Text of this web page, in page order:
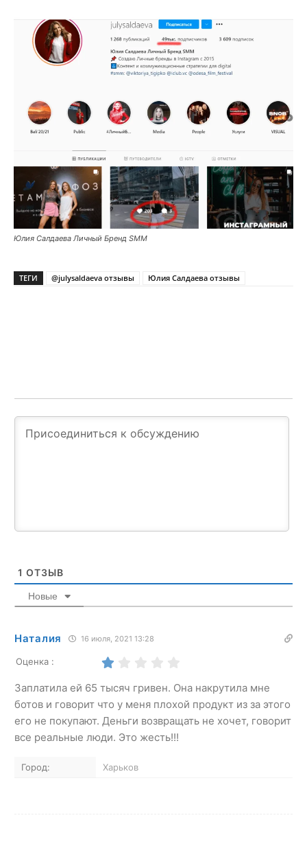
Юлия Салдаева Личный Бренд SMM
ТЕГИ @julysaldaeva отзывы Юлия Салдаева отзывы
1 ОТЗЫВ
Новые
Наталия 16 июля, 2021 13:28
Оценка :
Заплатила ей 65 тысяч гривен. Она накрутила мне
ботов и говорит что у меня плохой продукт из за этого
его не покупают. Деньги возвращать не хочет, говорит
все реальные люди. Это жесть!!!
Город: Харьков